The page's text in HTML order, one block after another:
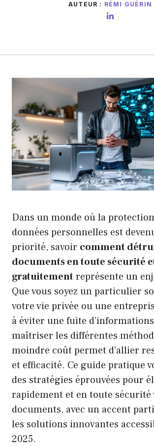
AUTEUR : RÉMI GUÉRIN
Dans un monde où la
données personnelles est
priorité, savoir comment
documents en toute sécurité
gratuitementreprésente un
Que vous soyez un particulier
votre vie privée ou une
à éviter une fuite
maîtriser les différentes
moindre coût permet d’allier
et efficacité. Ce guide pratique
des stratégies éprouvées pour
rapidement et en toute sécurité
documents, avec un accent
les solutions innovantes
2025.